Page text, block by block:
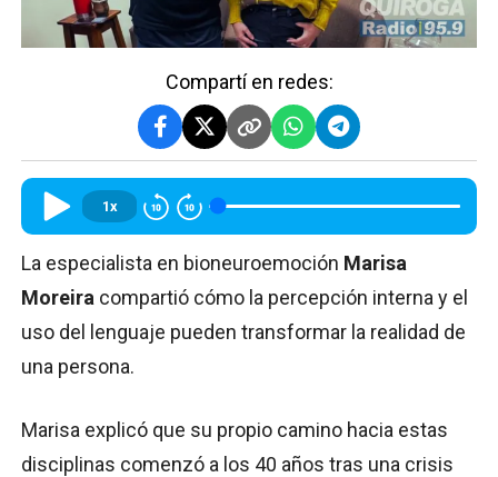
Compartí en redes:
1x
La especialista en bioneuroemoción Marisa
Moreira compartió cómo la percepción interna y el
uso del lenguaje pueden transformar la realidad de
una persona.
Marisa explicó que su propio camino hacia estas
disciplinas comenzó a los 40 años tras una crisis